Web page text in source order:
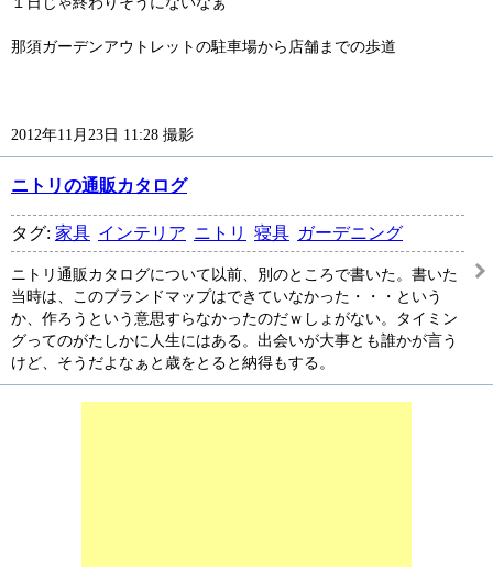
那須ガーデンアウトレットの駐車場から店舗までの歩道
2012年11月23日 11:28 撮影
ニトリの通販カタログ
タグ: 家具 インテリア ニトリ 寝具 ガーデニング
ニトリ通販カタログについて以前、別のところで書いた。書いた
当時は、このブランドマップはできていなかった・・・という
か、作ろうという意思すらなかったのだｗしょがない。タイミン
グってのがたしかに人生にはある。出会いが大事とも誰かが言う
けど、そうだよなぁと歳をとると納得もする。